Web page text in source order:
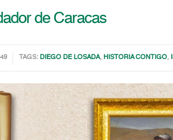
de Caracas
TAGS: DIEGO DE LOSADA, HISTORIA CONTIGO,